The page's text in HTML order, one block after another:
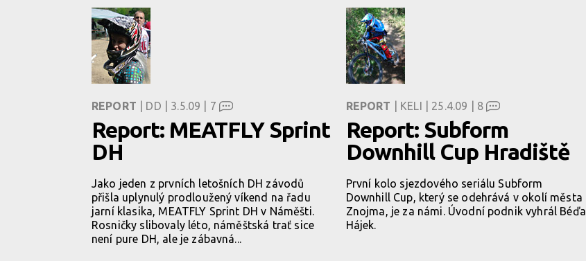
REPORT | DD | 3.5.09 | 7
Report: MEATFLY Sprint
DH
Jako jeden z prvních letošních DH závodů
přišla uplynulý prodloužený víkend na řadu
jarní klasika, MEATFLY Sprint DH v Náměšti.
Rosničky slibovaly léto, náměštská trať sice
není pure DH, ale je zábavná...
REPORT | KELI | 25.4.09 | 8
Report: Subform
Downhill Cup Hradiště
První kolo sjezdového seriálu Subform
Downhill Cup, který se odehrává v okolí města
Znojma, je za námi. Úvodní podnik vyhrál Béďa
Hájek.